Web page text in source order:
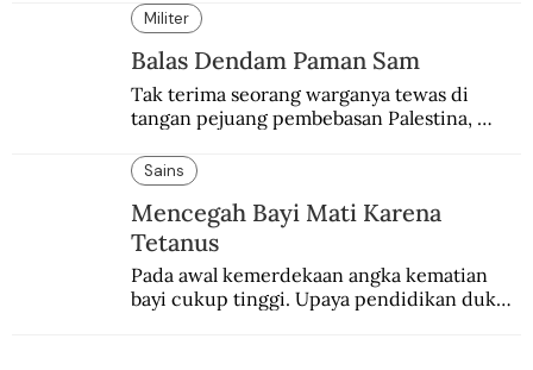
Muhammad Ali.
Militer
Balas Dendam Paman Sam
Tak terima seorang warganya tewas di
tangan pejuang pembebasan Palestina,
pembalasan.
Sains
Mencegah Bayi Mati Karena
Tetanus
Pada awal kemerdekaan angka kematian
bayi cukup tinggi. Upaya pendidikan dukun